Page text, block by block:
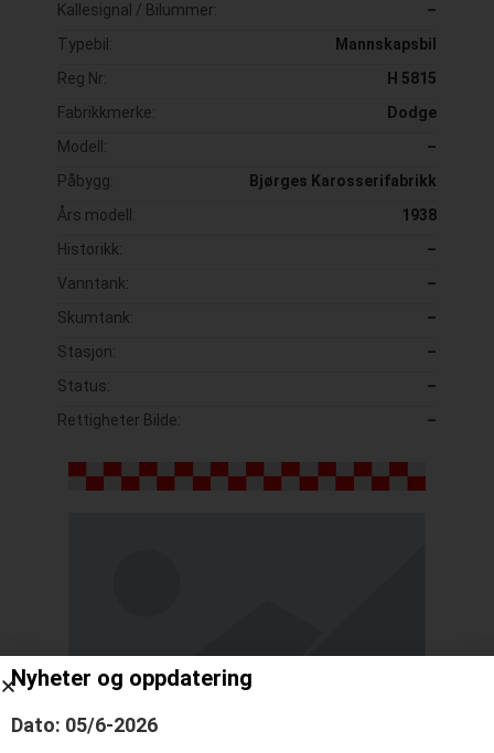
Kallesignal / Bilummer:
–
Typebil:
Mannskapsbil
Reg Nr:
H 5815
Fabrikkmerke:
Dodge
Modell:
–
Påbygg:
Bjørges Karosserifabrikk
Års modell:
1938
Historikk:
–
Vanntank:
–
Skumtank:
–
Stasjon:
–
Status:
–
Rettigheter Bilde:
–
Nyheter og oppdatering
Dato: 05/6-2026